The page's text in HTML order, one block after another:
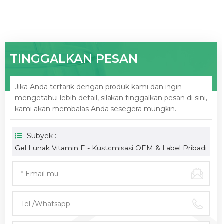
TINGGALKAN PESAN
Jika Anda tertarik dengan produk kami dan ingin
mengetahui lebih detail, silakan tinggalkan pesan di sini,
kami akan membalas Anda sesegera mungkin.
Subyek :
Gel Lunak Vitamin E - Kustomisasi OEM & Label Pribadi